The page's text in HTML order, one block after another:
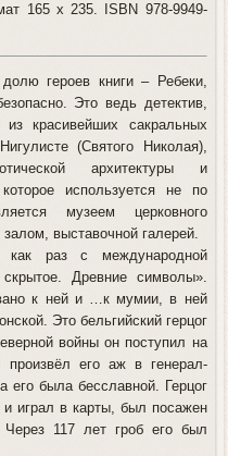
165 х 235. ISBN 978-9949-
героев книги – Ребеки,
Это ведь детектив,
красивейших сакральных
(Святого Николая),
архитектуры и
используется не по
музеем церковного
выставочной галерей.
как раз с международной
Древние символы».
к ней и …к мумии, в ней
Это бельгийский герцог
войны он поступил на
его аж в генерал-
была бесславной. Герцог
играл в карты, был посажен
117 лет гроб его был